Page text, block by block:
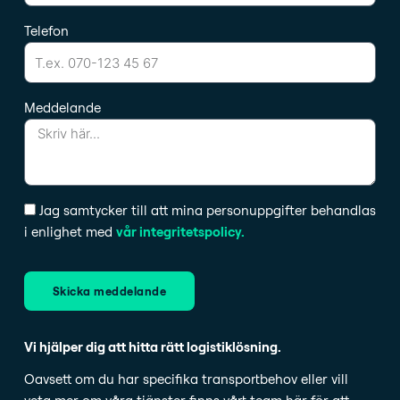
Telefon
Meddelande
Jag samtycker till att mina personuppgifter behandlas
i enlighet med vår integritetspolicy.
Skicka meddelande
Vi hjälper dig att hitta rätt logistiklösning.
Oavsett om du har specifika transportbehov eller vill